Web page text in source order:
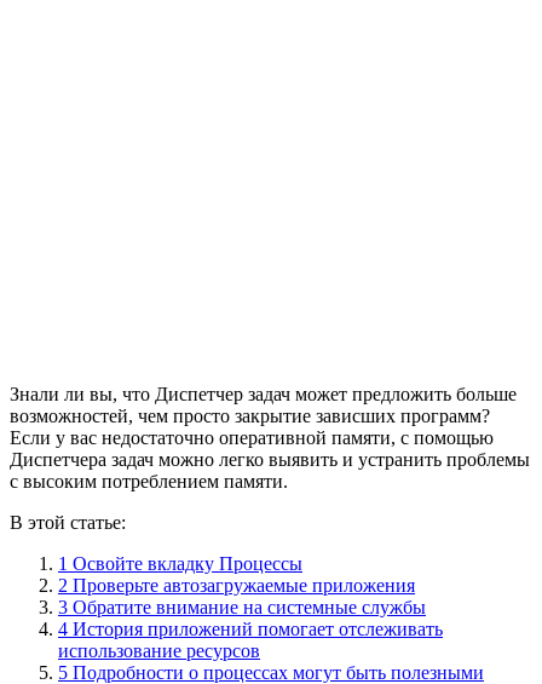
Знали ли вы, что Диспетчер задач может предложить больше
возможностей, чем просто закрытие зависших программ?
Если у вас недостаточно оперативной памяти, с помощью
Диспетчера задач можно легко выявить и устранить проблемы
с высоким потреблением памяти.
В этой статье:
1 Освойте вкладку Процессы
2 Проверьте автозагружаемые приложения
3 Обратите внимание на системные службы
4 История приложений помогает отслеживать
использование ресурсов
5 Подробности о процессах могут быть полезными